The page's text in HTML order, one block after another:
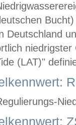
Deutschland
(LAT)"